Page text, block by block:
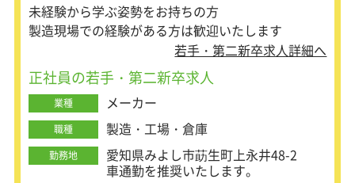
■安全の管理
■工事書類の作成・管理
未経験から学ぶ姿勢をお持ちの方
製造現場での経験がある方は歓迎いたします
若手・第二新卒求人詳細へ
正社員の若手・第二新卒求人
業種 メーカー
職種 製造・工場・倉庫
勤務地
愛知県みよし市莇生町上永井48-2
車通勤を推奨いたします。